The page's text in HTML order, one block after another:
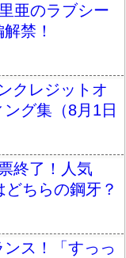
亜のラブシー
禁！
クレジットオ
グ集（8月1日
終了！人気
ちらの鋼牙？
ス！「すっっ